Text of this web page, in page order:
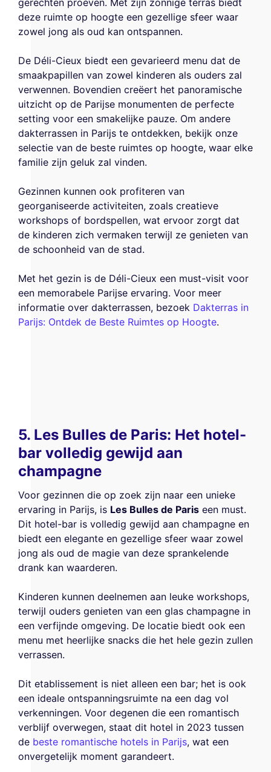
gerechten proeven. Met zijn zonnige terras biedt
deze ruimte op hoogte een gezellige sfeer waar
zowel jong als oud kan ontspannen.
De Déli-Cieux biedt een gevarieerd menu dat de
smaakpapillen van zowel kinderen als ouders zal
verwennen. Bovendien creëert het panoramische
uitzicht op de Parijse monumenten de perfecte
setting voor een smakelijke pauze. Om andere
dakterrassen in Parijs te ontdekken, bekijk onze
selectie van de beste ruimtes op hoogte, waar elke
familie zijn geluk zal vinden.
Gezinnen kunnen ook profiteren van
georganiseerde activiteiten, zoals creatieve
workshops of bordspellen, wat ervoor zorgt dat
de kinderen zich vermaken terwijl ze genieten van
de schoonheid van de stad.
Met het gezin is de Déli-Cieux een must-visit voor
een memorabele Parijse ervaring. Voor meer
informatie over dakterrassen, bezoek Dakterras in
Parijs: Ontdek de Beste Ruimtes op Hoogte.
5. Les Bulles de Paris: Het hotel-
bar volledig gewijd aan
champagne
Voor gezinnen die op zoek zijn naar een unieke
ervaring in Parijs, is Les Bulles de Paris een must.
Dit hotel-bar is volledig gewijd aan champagne en
biedt een elegante en gezellige sfeer waar zowel
jong als oud de magie van deze sprankelende
drank kan waarderen.
Kinderen kunnen deelnemen aan leuke workshops,
terwijl ouders genieten van een glas champagne in
een verfijnde omgeving. De locatie biedt ook een
menu met heerlijke snacks die het hele gezin zullen
verrassen.
Dit etablissement is niet alleen een bar; het is ook
een ideale ontspanningsruimte na een dag vol
verkenningen. Voor degenen die een romantisch
verblijf overwegen, staat dit hotel in 2023 tussen
de beste romantische hotels in Parijs, wat een
onvergetelijk moment garandeert.